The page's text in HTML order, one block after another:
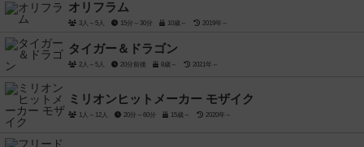
オリフラム
3人～5人 15分～30分 10歳～ 2019年～
タイガー＆ドラゴン
2人～5人 20分前後 8歳～ 2021年～
ミリオンヒットメーカー モザイク
1人～12人 20分～60分 15歳～ 2020年～